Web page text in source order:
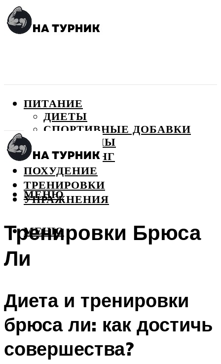
ПИТАНИЕ
ДИЕТЫ
СПОРТИВНЫЕ ДОБАВКИ
ВИТАМИНЫ
БОДИБИЛДИНГ
ПОХУДЕНИЕ
ТРЕНИРОВКИ
УПРАЖНЕНИЯ
МЕНЮ
МЕНЮ
Тренировки Брюса
Ли
Диета и тренировки
брюса ли: как достичь
совершества?